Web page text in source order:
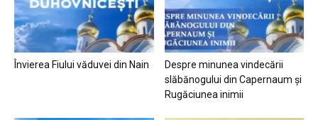
Învierea Fiului văduvei din Nain
Despre minunea vindecării
slăbănogului din Capernaum și
Rugăciunea inimii